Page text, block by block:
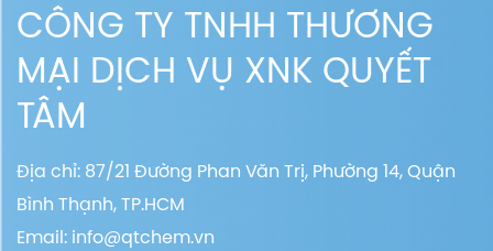
CÔNG TY TNHH THƯƠNG
MẠI DỊCH VỤ XNK QUYẾT
TÂM
Địa chỉ: 87/21 Đường Phan Văn Trị, Phường 14, Quận
Bình Thạnh, TP.HCM
Email: info@qtchem.vn